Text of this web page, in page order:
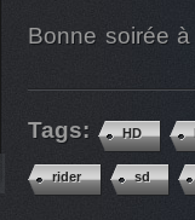
Bonne soirée
Tags: HD
rider sd